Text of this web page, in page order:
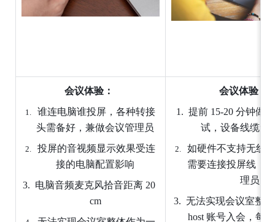
会议体验：
谁连电脑谁投屏，各种转接
头需备好，兼做会议管理员
投屏的音视频显示效果受连
接的电脑配置影响
电脑音频麦克风拾音距离 20
cm
会议体验：
提前 15-20 分钟做
试，设备线缆无
如硬件不支持无线
需要连接投屏线，
理员
无法实现会议室整
host 账号入会，每